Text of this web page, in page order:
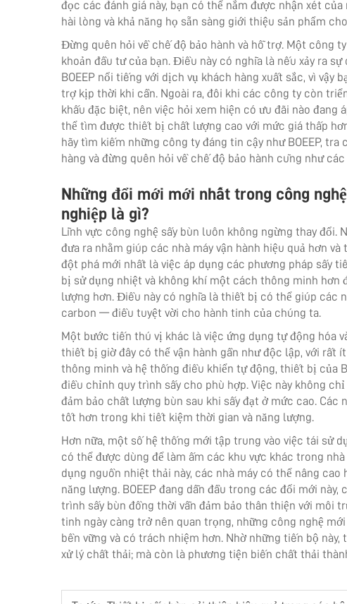
đọc các đánh giá này, bạn có thể nắm được nhận xét
hài lòng và khả năng họ sẵn sàng giới thiệu sản phẩm
Đừng quên hỏi về chế độ bảo hành và hỗ trợ. Một công
khoản đầu tư của bạn. Điều này có nghĩa là nếu xảy ra
BOEEP nổi tiếng với dịch vụ khách hàng xuất sắc, vì vậy
trợ kịp thời khi cần. Ngoài ra, đôi khi các công ty còn
khấu đặc biệt, nên việc hỏi xem hiện có ưu đãi nào đang
thể tìm được thiết bị chất lượng cao với mức giá thấp
hãy tìm kiếm những công ty đáng tin cậy như BOEEP,
hàng và đừng quên hỏi về chế độ bảo hành cũng như
Những đổi mới mới nhất trong công
nghiệp là gì?
Lĩnh vực công nghệ sấy bùn luôn không ngừng thay
đưa ra nhằm giúp các nhà máy vận hành hiệu quả hơn
đột phá mới nhất là việc áp dụng các phương pháp sấy
bị sử dụng nhiệt và không khí một cách thông minh hơn
lượng hơn. Điều này có nghĩa là thiết bị có thể giúp các
carbon — điều tuyệt vời cho hành tinh của chúng ta.
Một bước tiến thú vị khác là việc ứng dụng tự động hóa
thiết bị giờ đây có thể vận hành gần như độc lập, với rất
thông minh và hệ thống điều khiển tự động, thiết bị của
điều chỉnh quy trình sấy cho phù hợp. Việc này không
đảm bảo chất lượng bùn sau khi sấy đạt ở mức cao. Các
tốt hơn trong khi tiết kiệm thời gian và năng lượng.
Hơn nữa, một số hệ thống mới tập trung vào việc tái sử
có thể được dùng để làm ấm các khu vực khác trong
dụng nguồn nhiệt thải này, các nhà máy có thể nâng
năng lượng. BOEEP đang dẫn đầu trong các đổi mới
trình sấy bùn đồng thời vẫn đảm bảo thân thiện với môi
tinh ngày càng trở nên quan trọng, những công nghệ
bền vững và có trách nhiệm hơn. Nhờ những tiến bộ
xử lý chất thải; mà còn là phương tiện biến chất thải